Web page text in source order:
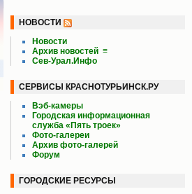
НОВОСТИ
Новости
Архив новостей ≡
Сев-Урал.Инфо
СЕРВИСЫ КРАСНОТУРЬИНСК.РУ
Вэб-камеры
Городская информационная
служба «Пять троек»
Фото-галереи
Архив фото-галерей
Форум
ГОРОДСКИЕ РЕСУРСЫ